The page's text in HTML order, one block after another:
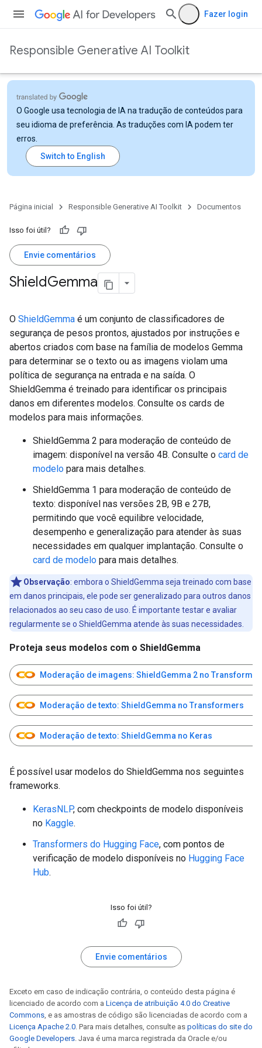
Fazer login
Responsible Generative AI Toolkit
O Google usa tecnologia de IA na tradução de conteúdos para
seu idioma de preferência. As traduções com IA podem ter
erros.
Página inicial Responsible Generative AI Toolkit Documentos
Isso foi útil?
Envie comentários
ShieldGemma
O ShieldGemma é um conjunto de classificadores de
segurança de pesos prontos, ajustados por instruções e
abertos criados com base na família de modelos Gemma
para determinar se o texto ou as imagens violam uma
política de segurança na entrada e na saída. O
ShieldGemma é treinado para identificar os principais
danos em diferentes modelos. Consulte os cards de
modelos para mais informações.
ShieldGemma 2 para moderação de conteúdo de
imagem: disponível na versão 4B. Consulte o card de
modelo para mais detalhes.
ShieldGemma 1 para moderação de conteúdo de
texto: disponível nas versões 2B, 9B e 27B,
permitindo que você equilibre velocidade,
desempenho e generalização para atender às suas
necessidades em qualquer implantação. Consulte o
card de modelo para mais detalhes.
Observação: embora o ShieldGemma seja treinado com base
em danos principais, ele pode ser generalizado para outros danos
relacionados ao seu caso de uso. É importante testar e avaliar
regularmente se o ShieldGemma atende às suas necessidades.
Proteja seus modelos com o ShieldGemma
Moderação de imagens: ShieldGemma 2 no
Moderação de texto: ShieldGemma no Transformers
Moderação de texto: ShieldGemma no Keras
É possível usar modelos do ShieldGemma nos seguintes
frameworks.
KerasNLP, com checkpoints de modelo disponíveis
no Kaggle.
Transformers do Hugging Face, com pontos de
verificação de modelo disponíveis no Hugging Face
Hub.
Isso foi útil?
Envie comentários
Exceto em caso de indicação contrária, o conteúdo desta página é
licenciado de acordo com a Licença de atribuição 4.0 do Creative
Commons, e as amostras de código são licenciadas de acordo com a
Licença Apache 2.0. Para mais detalhes, consulte as políticas do site do
Google Developers. Java é uma marca registrada da Oracle e/ou